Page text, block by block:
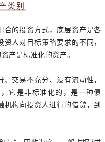
类别
合的投资方式，底层资产是各
人对目标策略要求的不同，
产是标准化的资产。
、交易不充分、没有流动性，
它是非标准化的，是一种债
机构向投资人进行的借贷，到